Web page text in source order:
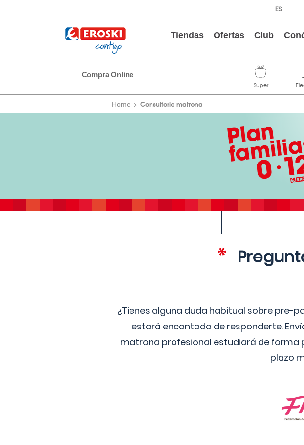
Tiendas Ofertas Club
Compra Online
Home Consultorio matrona
¿Tienes alguna duda habitual sobre pre-
estará encantado de responderte.
matrona profesional estudiará de forma
plazo